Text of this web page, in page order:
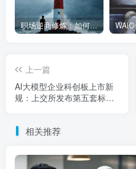
职场逆商修炼：如何把每一次挫折转化为成长的养分
上一篇
AI大模型企业科创板上市新
规：上交所发布第五套标准
相关推荐